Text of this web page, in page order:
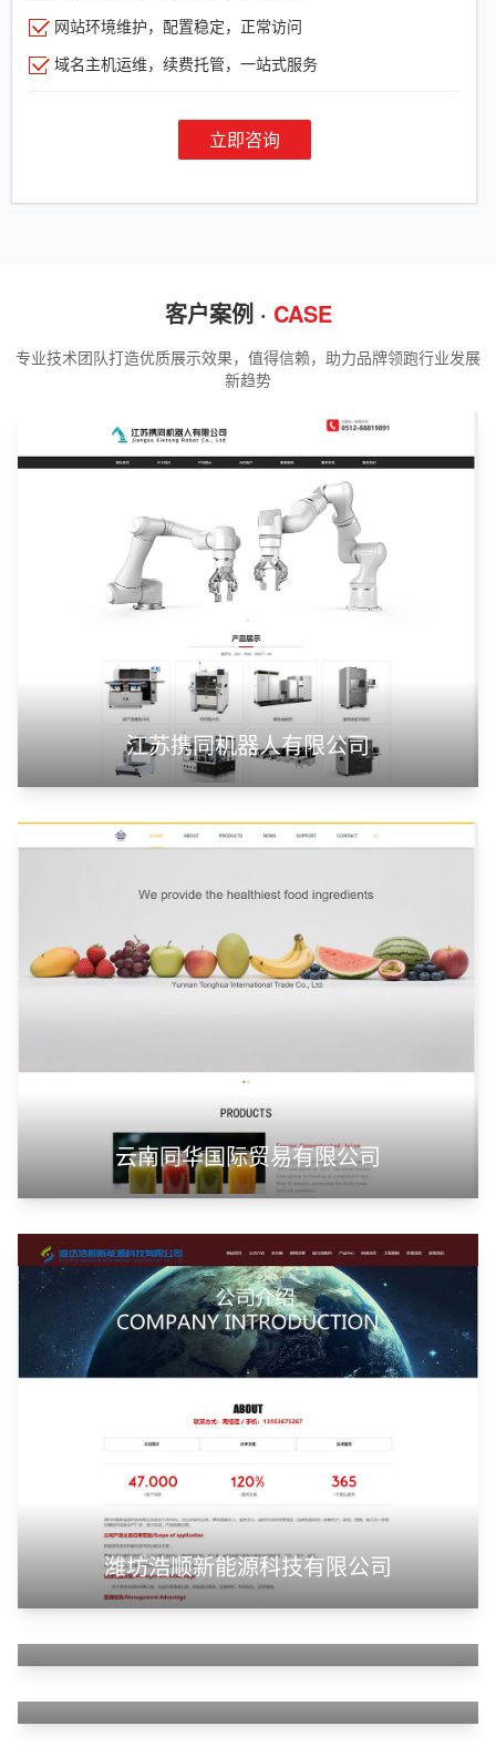
网站环境维护，配置稳定，正常访问
域名主机运维，续费托管，一站式服务
立即咨询
客户案例 · CASE
专业技术团队打造优质展示效果，值得信赖，助力品牌领跑行业发展
新趋势
江苏携同机器人有限公司
云南同华国际贸易有限公司
潍坊浩顺新能源科技有限公司